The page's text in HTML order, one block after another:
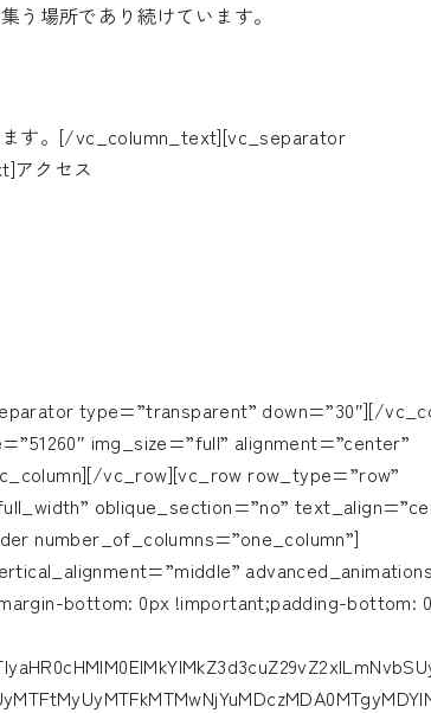
う場所であり続けています。
す。[/vc_column_text][vc_separator
アクセス
type=”transparent” down=”30″][/
img_size=”full” alignment=”center”
vc_row][vc_row row_type=”row”
oblique_section=”no”
number_of_columns=”one_column”]
bottom: 0px !important;padding-bottom: